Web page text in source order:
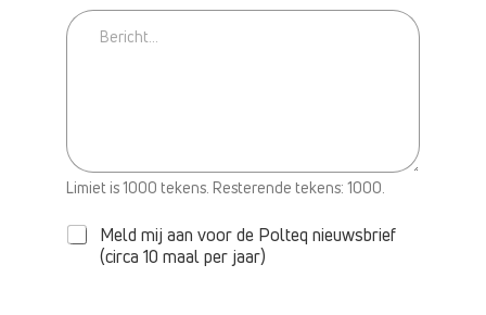
Limiet is 1000 tekens. Resterende tekens: 1000.
N
E
U
Meld mij aan voor de Polteq nieuwsbrief
(circa 10 maal per jaar)